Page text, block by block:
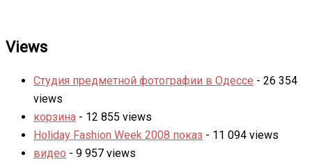
Views
Студия предметной фотографии в Одессе - 26 354
views
корзина - 12 855 views
Holiday Fashion Week 2008 показ - 11 094 views
видео - 9 957 views